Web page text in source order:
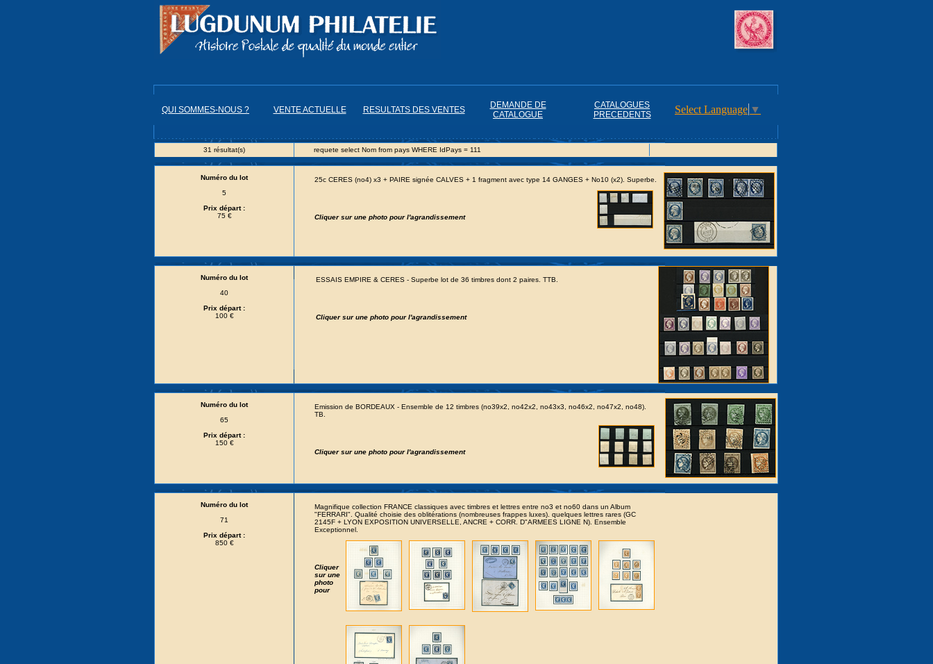
QUI SOMMES-NOUS ? VENTE ACTUELLE RESULTATS DES VENTES
DEMANDE DE
CATALOGUE
CATALOGUES
PRECEDENTS
Select Language ▼
31 résultat(s) requete select Nom from pays WHERE IdPays = 111
Numéro du lot
5
Prix départ :
75 €
25c CERES (no4) x3 + PAIRE signée CALVES + 1 fragment avec type 14 GANGES + No10 (x2). Superbe.
Cliquer sur une photo pour l'agrandissement
Numéro du lot
40
Prix départ :
100 €
ESSAIS EMPIRE & CERES - Superbe lot de 36 timbres dont 2 paires. TTB.
Cliquer sur une photo pour l'agrandissement
Numéro du lot
65
Prix départ :
150 €
Emission de BORDEAUX - Ensemble de 12 timbres (no39x2, no42x2, no43x3, no46x2, no47x2, no48).
TB.
Cliquer sur une photo pour l'agrandissement
Numéro du lot
71
Prix départ :
850 €
Magnifique collection FRANCE classiques avec timbres et lettres entre no3 et no60 dans un Album
"FERRARI". Qualité choisie des oblitérations (nombreuses frappes luxes). quelques lettres rares (GC
2145F + LYON EXPOSITION UNIVERSELLE, ANCRE + CORR. D"ARMEES LIGNE N). Ensemble
Exceptionnel.
Cliquer
sur une
photo
pour